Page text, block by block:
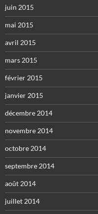
juin 2015
mai 2015
avril 2015
mars 2015
février 2015
janvier 2015
décembre 2014
novembre 2014
octobre 2014
septembre 2014
août 2014
juillet 2014